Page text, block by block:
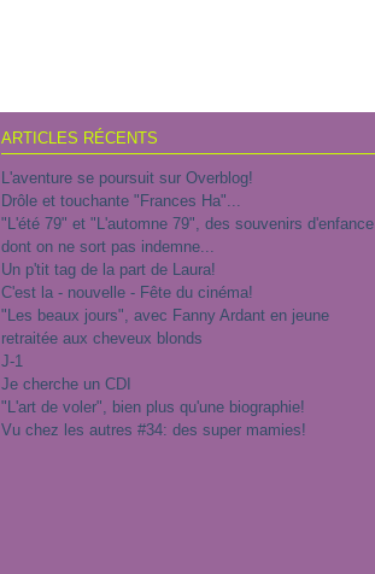
ARTICLES RÉCENTS
L'aventure se poursuit sur Overblog!
Drôle et touchante "Frances Ha"...
"L'été 79" et "L'automne 79", des souvenirs d'enfance
dont on ne sort pas indemne...
Un p'tit tag de la part de Laura!
C'est la - nouvelle - Fête du cinéma!
"Les beaux jours", avec Fanny Ardant en jeune
retraitée aux cheveux blonds
J-1
Je cherche un CDI
"L'art de voler", bien plus qu'une biographie!
Vu chez les autres #34: des super mamies!